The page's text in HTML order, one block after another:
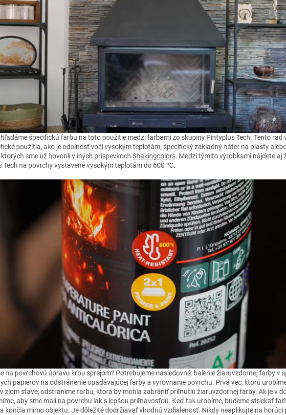
špecifickú farbu na toto použitie medzi farbami zo skupiny Pintyplus Tech. Tento rad
použitia, ako je odolnosť voči vysokým teplotám, špecifický základný náter na plasty
ktorých sme už hovorili v iných príspevkoch Shakingcolors. Medzi týmito výrobkami nájdete aj
Tech na povrchy vystavené vysokým teplotám do 600 ºC.
na povrchovú úpravu krbu sprejom? Potrebujeme nasledovné: balenie žiaruvzdornej farby v
papierov na odstránenie opadávajúcej farby a vyrovnanie povrchu. Prvá vec, ktorú
zlom stave, odstránime farbu, ktorá by mohla zabrániť priľnutiu žiaruvzdornej farby. Ak je v
aby sme mali na povrchu lak s lepšou priľnavosťou. Keď tak urobíme, budeme striekať
končia mimo objektu. Je dôležité dodržiavať vhodnú vzdialenosť. Nikdy neaplikujte na horúci